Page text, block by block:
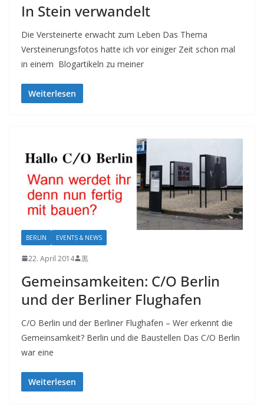
In Stein verwandelt
Die Versteinerte erwacht zum Leben Das Thema
Versteinerungsfotos hatte ich vor einiger Zeit schon mal
in einem Blogartikeln zu meiner
Weiterlesen
BERLIN EVENTS & NEWS
22. April 2014 黒
Gemeinsamkeiten: C/O Berlin
und der Berliner Flughafen
C/O Berlin und der Berliner Flughafen – Wer erkennt die
Gemeinsamkeit? Berlin und die Baustellen Das C/O Berlin
war eine
Weiterlesen